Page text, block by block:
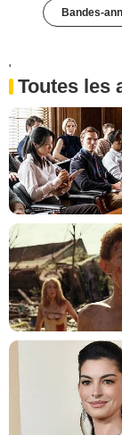
Bandes-
'
Toutes les